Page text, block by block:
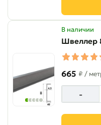
В наличии
Швеллер
665 ₽ /
-